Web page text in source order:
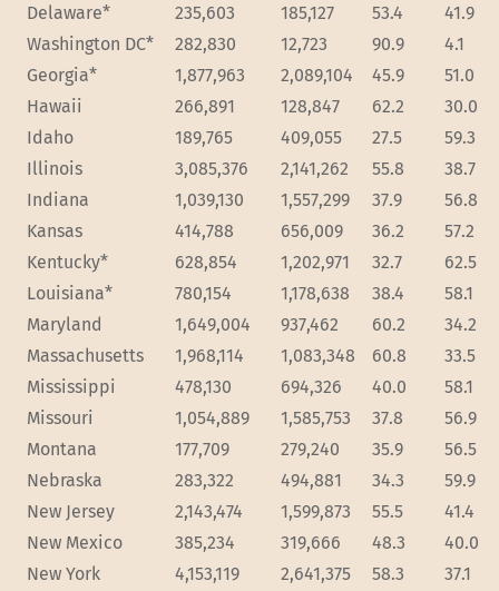
Delaware*
235,603 185,127 53.4
41.9
Washington DC*
282,830 12,723 90.9
4.1
Georgia*
1,877,963 2,089,104 45.9
51.0
Hawaii
266,891 128,847 62.2
30.0
Idaho
189,765 409,055 27.5
59.3
Illinois
3,085,376 2,141,262 55.8
38.7
Indiana
1,039,130 1,557,299 37.9
56.8
Kansas
414,788 656,009 36.2
57.2
Kentucky*
628,854 1,202,971 32.7
62.5
Louisiana*
780,154 1,178,638 38.4
58.1
Maryland
1,649,004 937,462 60.2
34.2
Massachusetts
1,968,114 1,083,348 60.8
33.5
Mississippi
478,130 694,326 40.0
58.1
Missouri
1,054,889 1,585,753 37.8
56.9
Montana
177,709 279,240 35.9
56.5
Nebraska
283,322 494,881 34.3
59.9
New Jersey
2,143,474 1,599,873 55.5
41.4
New Mexico
385,234 319,666 48.3
40.0
New York
4,153,119 2,641,375 58.3
37.1